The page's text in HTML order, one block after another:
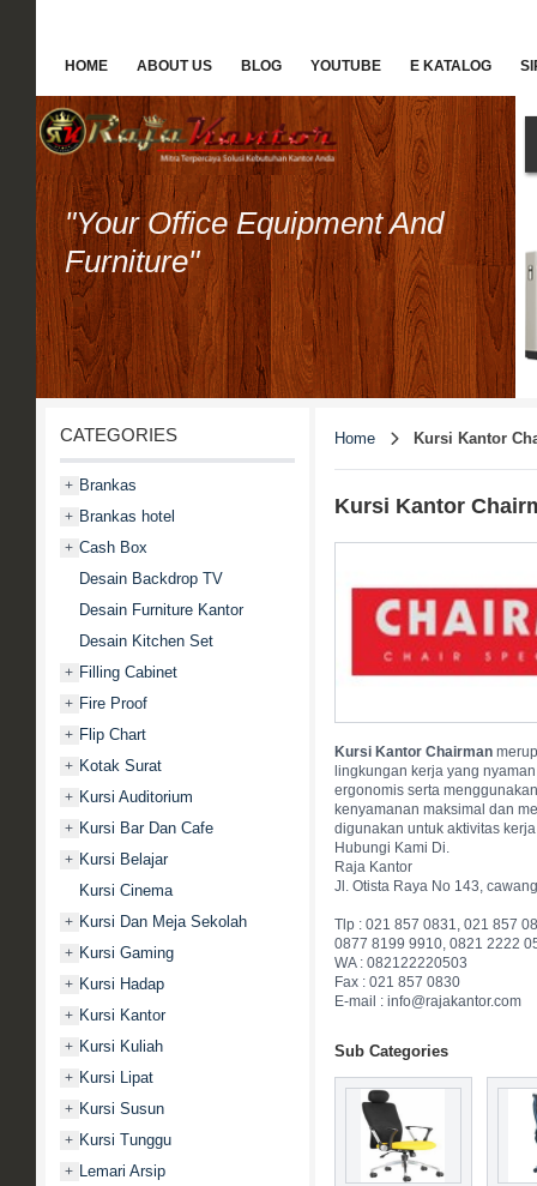
HOME ABOUT US BLOG YOUTUBE E KATALOG
"Your Office Equipment And
Furniture"
CATEGORIES
+ Brankas
+ Brankas hotel
+ Cash Box
Desain Backdrop TV
Desain Furniture Kantor
Desain Kitchen Set
+ Filling Cabinet
+ Fire Proof
+ Flip Chart
+ Kotak Surat
+ Kursi Auditorium
+ Kursi Bar Dan Cafe
+ Kursi Belajar
Kursi Cinema
+ Kursi Dan Meja Sekolah
+ Kursi Gaming
+ Kursi Hadap
+ Kursi Kantor
+ Kursi Kuliah
+ Kursi Lipat
+ Kursi Susun
+ Kursi Tunggu
+ Lemari Arsip
Home Kursi Kantor
Kursi Kantor
Kursi Kantor Chairman
lingkungan kerja yang
ergonomis serta
kenyamanan maksimal dan
digunakan untuk aktivitas
Hubungi Kami Di.
Raja Kantor
Jl. Otista Raya No 143,
Tlp : 021 857 0831, 021 857
0877 8199 9910, 0821 2222
WA : 082122220503
Fax : 021 857 0830
E-mail : info@rajakantor.com
Sub Categories